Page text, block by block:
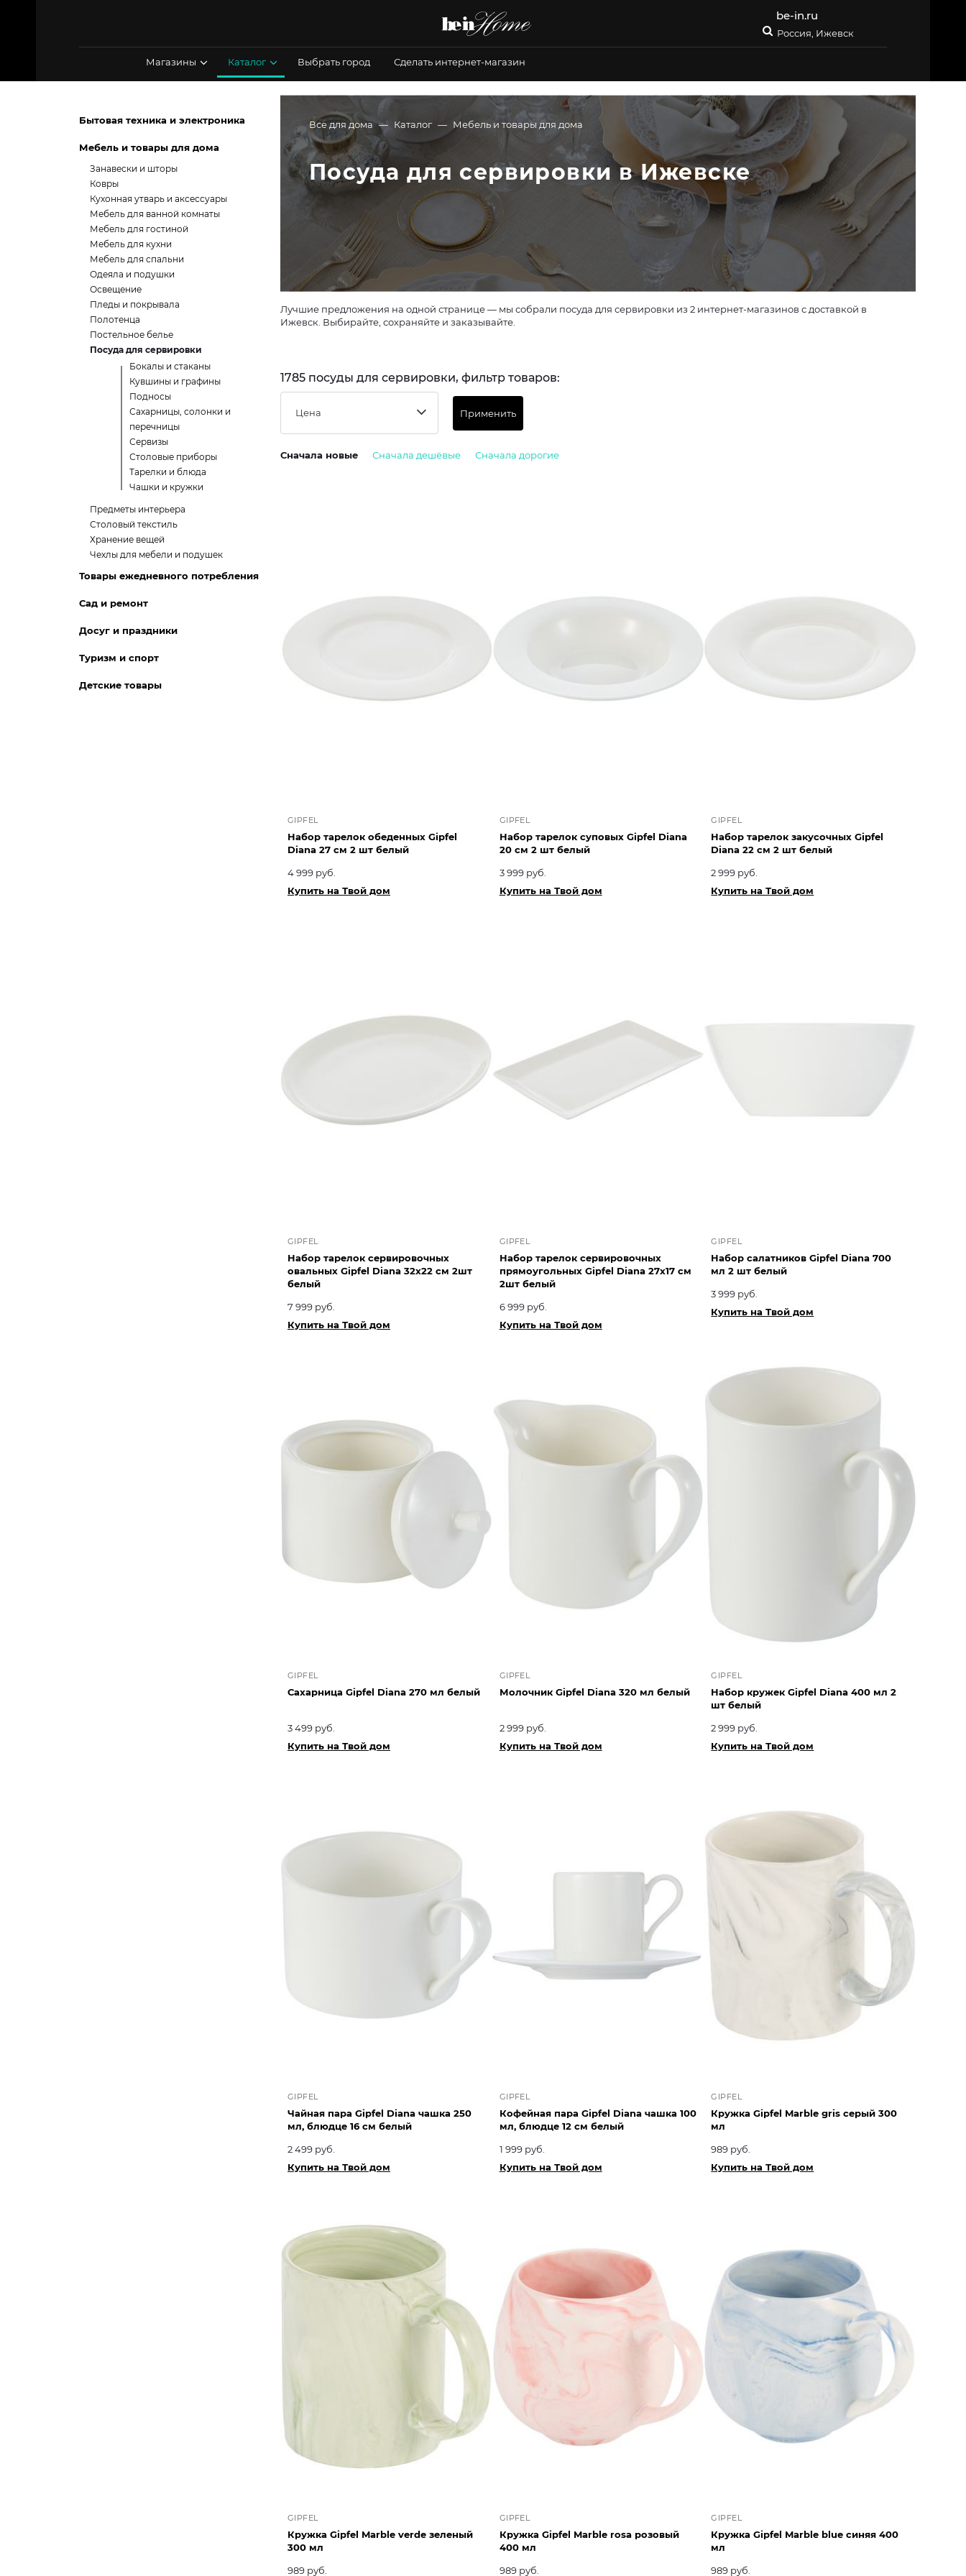
be-in.ru
Россия, Ижевск
Магазины Каталог Выбрать город Сделать интернет-магазин
Все для дома Каталог Мебель и товары для дома
Посуда для сервировки в Ижевске
Лучшие предложения на одной странице — мы собрали посуда для сервировки из 2 интернет-магазинов с доставкой в
Ижевск. Выбирайте, сохраняйте и заказывайте.
1785 посуды для сервировки, фильтр товаров:
Цена Применить
Сначала новые Сначала дешёвые Сначала дорогие
GIPFEL
Набор тарелок обеденных Gipfel
Diana 27 см 2 шт белый
4 999 руб.
Купить на Твой дом
GIPFEL
Набор тарелок суповых Gipfel Diana
20 см 2 шт белый
3 999 руб.
Купить на Твой дом
GIPFEL
Набор тарелок закусочных Gipfel
Diana 22 см 2 шт белый
2 999 руб.
Купить на Твой дом
GIPFEL
Набор тарелок сервировочных
овальных Gipfel Diana 32х22 см 2шт
белый
7 999 руб.
Купить на Твой дом
GIPFEL
Набор тарелок сервировочных
прямоугольных Gipfel Diana 27х17 см
2шт белый
6 999 руб.
Купить на Твой дом
GIPFEL
Набор салатников Gipfel Diana 700
мл 2 шт белый
3 999 руб.
Купить на Твой дом
GIPFEL
Сахарница Gipfel Diana 270 мл белый
3 499 руб.
Купить на Твой дом
GIPFEL
Молочник Gipfel Diana 320 мл белый
2 999 руб.
Купить на Твой дом
GIPFEL
Набор кружек Gipfel Diana 400 мл 2
шт белый
2 999 руб.
Купить на Твой дом
GIPFEL
Чайная пара Gipfel Diana чашка 250
мл, блюдце 16 см белый
2 499 руб.
Купить на Твой дом
GIPFEL
Кофейная пара Gipfel Diana чашка 100
мл, блюдце 12 см белый
1 999 руб.
Купить на Твой дом
GIPFEL
Кружка Gipfel Marble gris серый 300
мл
989 руб.
Купить на Твой дом
GIPFEL
Кружка Gipfel Marble verde зеленый
300 мл
989 руб.
GIPFEL
Кружка Gipfel Marble rosa розовый
400 мл
989 руб.
GIPFEL
Кружка Gipfel Marble blue синяя 400
мл
989 руб.
Бытовая техника и электроника
Мебель и товары для дома
Занавески и шторы
Ковры
Кухонная утварь и аксессуары
Мебель для ванной комнаты
Мебель для гостиной
Мебель для кухни
Мебель для спальни
Одеяла и подушки
Освещение
Пледы и покрывала
Полотенца
Постельное белье
Посуда для сервировки
Бокалы и стаканы
Кувшины и графины
Подносы
Сахарницы, солонки и
перечницы
Сервизы
Столовые приборы
Тарелки и блюда
Чашки и кружки
Предметы интерьера
Столовый текстиль
Хранение вещей
Чехлы для мебели и подушек
Товары ежедневного потребления
Сад и ремонт
Досуг и праздники
Туризм и спорт
Детские товары